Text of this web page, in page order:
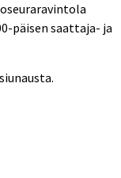
päisen saattaja- ja